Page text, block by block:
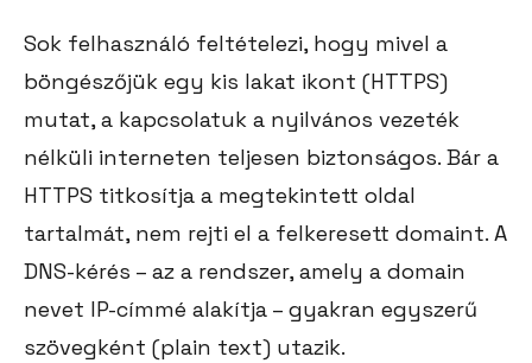
Sok felhasználó feltételezi, hogy mivel a
böngészőjük egy kis lakat ikont (HTTPS)
mutat, a kapcsolatuk a nyilvános vezeték
nélküli interneten teljesen biztonságos. Bár a
HTTPS titkosítja a megtekintett oldal
tartalmát, nem rejti el a felkeresett domaint. A
DNS-kérés – az a rendszer, amely a domain
nevet IP-címmé alakítja – gyakran egyszerű
szövegként (plain text) utazik.